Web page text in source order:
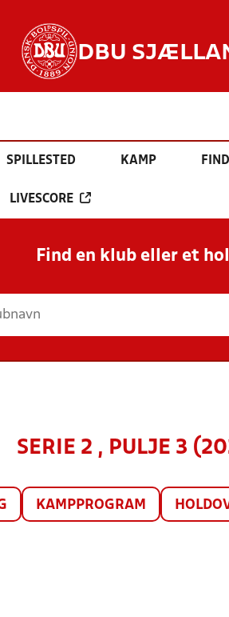
DBU
SPILLESTED KAMP
LIVESCORE
Find en klub eller et
SERIE 2 , PULJE 3
KAMPPROGRAM